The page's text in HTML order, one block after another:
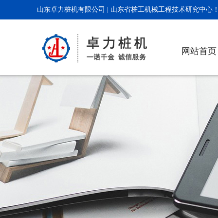
山东卓力桩机有限公司 | 山东省桩工机械工程技术研究中心
网站首页